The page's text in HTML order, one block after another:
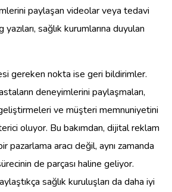
paylaşan videolar veya tedavi
sağlık kurumlarına duyulan
gereken nokta ise geri bildirimler.
deneyimlerini paylaşmaları,
ve müşteri memnuniyetini
oluyor. Bu bakımdan, dijital reklam
pazarlama aracı değil, aynı zamanda
de parçası haline geliyor.
sağlık kuruluşları da daha iyi